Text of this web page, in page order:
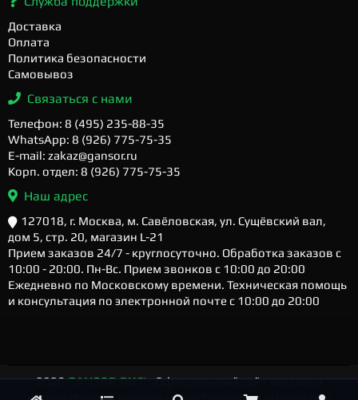
Доставка
Оплата
Политика безопасности
Самовывоз
Связаться с нами
Телефон: 8 (495) 235-88-35
WhatsApp: 8 (926) 775-75-35
E-mail: zakaz@gansor.ru
Корп. отдел: 8 (926) 775-75-35
Наш адрес
127018, г. Москва, м. Савёловская, ул. Сущёвский вал,
дом 5, стр. 20, магазин L-21
Прием заказов 24/7 - круглосуточно. Обработка заказов с
10:00 - 20:00. Пн-Вс. Прием звонков с 10:00 до 20:00
Ежедневно по Московскому времени. Техническая помощь
и консультация по электронной почте с 10:00 до 20:00
2026GANSOR.RU ™- Официальный сайт магазина
компьютерной техники и электроники. Компьютеры